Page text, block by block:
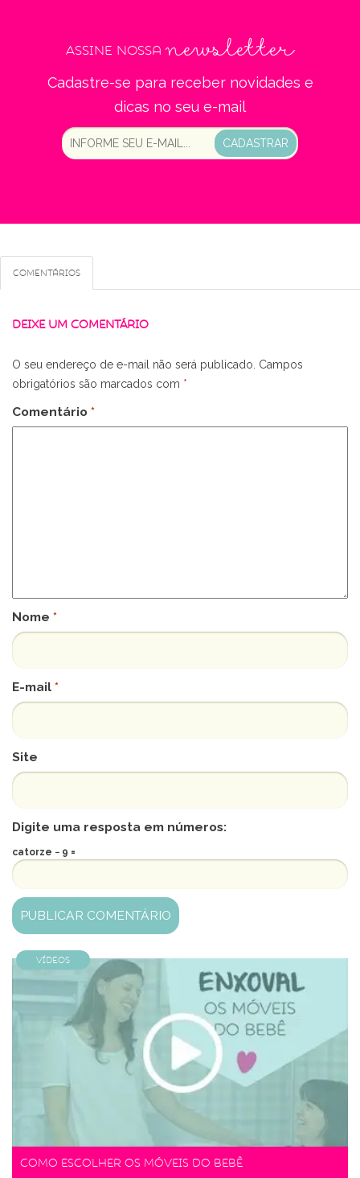
Assine nossanewsletter
Cadastre-se para receber novidades e
dicas no seu e-mail
CADASTRAR
Comentários
DEIXE UM COMENTÁRIO
O seu endereço de e-mail não será publicado. Campos
obrigatórios são marcados com *
Comentário *
Nome *
E-mail *
Site
Digite uma resposta em números:
catorze − 9 =
Vídeos
Como escolher os móveis do bebê